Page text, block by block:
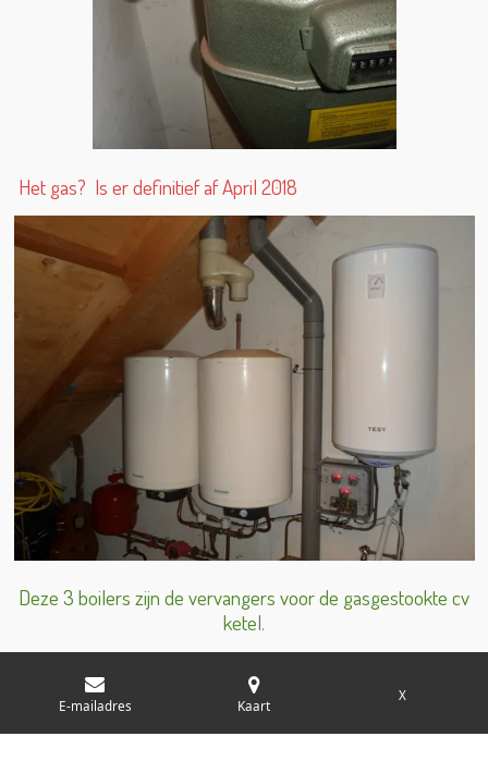
Het gas? Is er definitief af April 2018
Deze 3 boilers zijn de vervangers voor de gasgestookte cv
ketel.
E-mailadres Kaart
X